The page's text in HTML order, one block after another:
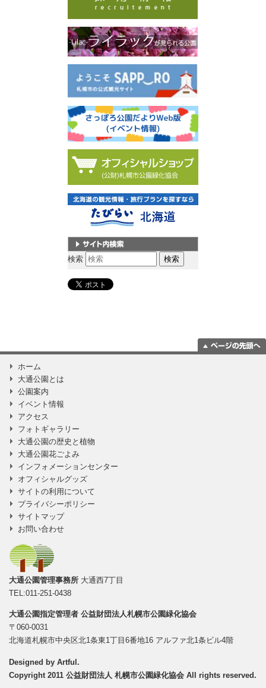
サイト内検索
検索
ホーム
大通公園とは
公園案内
イベント情報
アクセス
フォトギャラリー
大通公園の歴史と植物
大通公園花ごよみ
インフォメーションセンター
オフィシャルグッズ
サイトの利用について
プライバシーポリシー
サイトマップ
お問い合わせ
大通公園管理事務所 大通西7丁目
TEL:011-251-0438
大通公園指定管理者 公益財団法人札幌市公園緑化協会
〒060-0031
北海道札幌市中央区北1条東1丁目6番地16 アルファ北1条ビル4階
Designed by Artful .
Copyright 2011 公益財団法人 札幌市公園緑化協会 All rights reserved.